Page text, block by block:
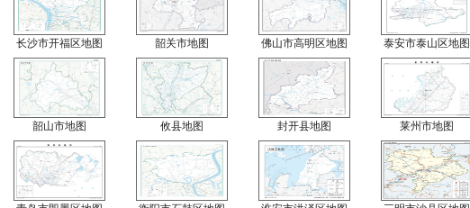
长沙市开福区地图 韶关市地图 佛山市高明区地图 泰安市泰山区地图
韶山市地图 攸县地图 封开县地图 莱州市地图